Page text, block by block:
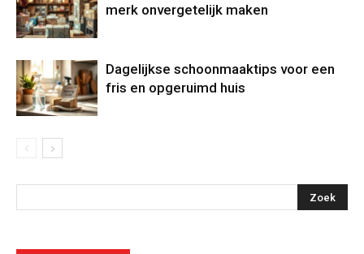
merk onvergetelijk maken
Dagelijkse schoonmaaktips voor een
fris en opgeruimd huis